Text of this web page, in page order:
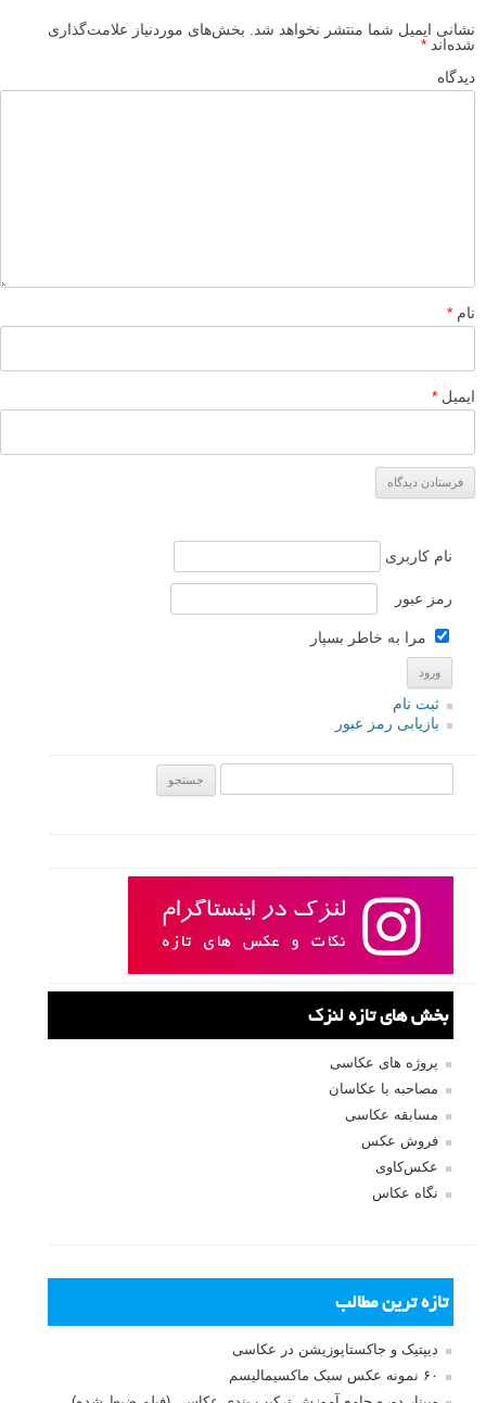
نشانی ایمیل شما منتشر نخواهد شد.
بخش‌های موردنیاز علامت‌گذاری
شده‌اند *
دیدگاه
نام *
ایمیل *
نام کاربری
رمز عبور
مرا به خاطر بسپار
ثبت نام
بازیابی رمز عبور
بخش های تازه لنزک
پروژه های عکاسی
مصاحبه با عکاسان
مسابقه عکاسی
فروش عکس
عکس‌کاوی
نگاه عکاس
تازه ترین مطالب
دیپتیک و جاکستا‌پوزیشن در عکاسی
۶۰ نمونه عکس سبک ماکسیمالیسم